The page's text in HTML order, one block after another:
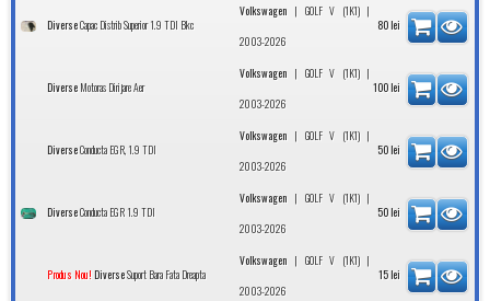
DiverseCapac Distrib Superior 1.9 TDI Bkc
Volkswagen | GOLF V (1K1)|
2003-2026
80 lei
Diverse Motoras Dirijare Aer
Volkswagen | GOLF V (1K1)|
2003-2026
100 lei
DiverseConducta EGR, 1.9 TDI
Volkswagen | GOLF V (1K1)|
2003-2026
50 lei
DiverseConducta EGR 1.9 TDI
Volkswagen | GOLF V (1K1)|
2003-2026
50 lei
Produs Nou! DiverseSuport Bara Fata Dreapta
Volkswagen | GOLF V (1K1)|
2003-2026
15 lei